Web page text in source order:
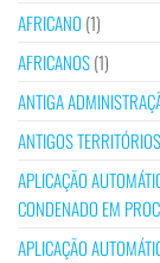
AFRICANO (1)
AFRICANOS(1)
ANTIGA
ANTIGOS
APLICAÇÃO
CONDENADO EM
APLICAÇÃO